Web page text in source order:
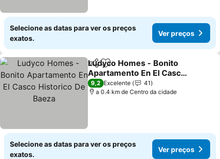
Selecione as datas para ver os preços
exatos.
Ver preços
PartilharAdicionar aos favoritos
Ludyco Homes - Bonito
Apartamento En El Casco
Historico De Baeza
9,2 Excelente
41
a 0.4 km de Centro da cidade
Selecione as datas para ver os preços
exatos.
Ver preços